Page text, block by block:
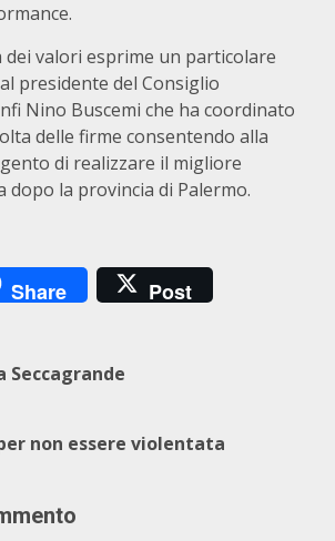
valori esprime un particolare
presidente del Consiglio
Nino Buscemi che ha coordinato
delle firme consentendo alla
di realizzare il migliore
dopo la provincia di Palermo.
Share Post
Seccagrande
non essere violentata